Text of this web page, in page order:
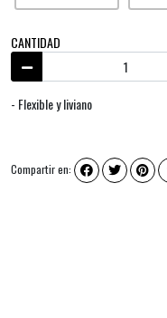
CANTIDAD
- Flexible y liviano
Compartir en: